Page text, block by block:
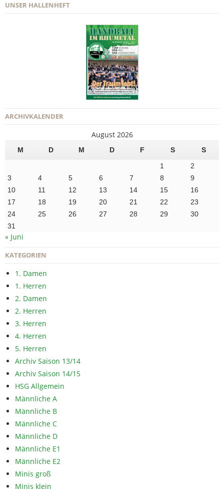
UNSER HALLENHEFT
ARCHIVKALENDER
August 2026
M D M D F S
S
1
2
3
4 5 6 7 8
9
10
11 12 13 14 15
16
17
18 19 20 21 22
23
24
25 26 27 28 29
30
31
« Juni
KATEGORIEN
1. Damen
1. Herren
2. Damen
2. Herren
3. Herren
4. Herren
5. Herren
Archiv Saison 13/14
Archiv Saison 14/15
HSG Allgemein
Männliche A
Männliche B
Männliche C
Männliche D
Männliche E1
Männliche E2
Minis groß
Minis klein